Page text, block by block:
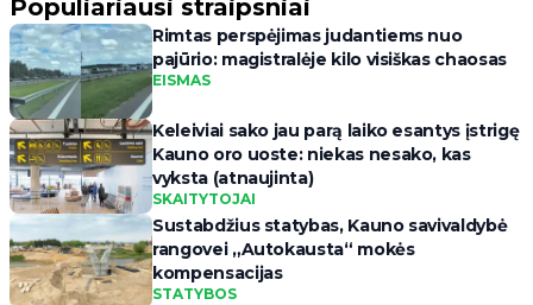
Populiariausi straipsniai
Rimtas perspėjimas judantiems nuo
pajūrio: magistralėje kilo visiškas chaosas
EISMAS
Keleiviai sako jau parą laiko esantys įstrigę
Kauno oro uoste: niekas nesako, kas
vyksta (atnaujinta)
SKAITYTOJAI
Sustabdžius statybas, Kauno savivaldybė
rangovei „Autokausta“ mokės
kompensacijas
STATYBOS